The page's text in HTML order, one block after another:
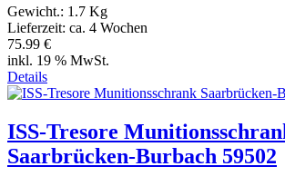
Gewicht.: 1.7 Kg
Lieferzeit: ca. 4 Wochen
75.99 €
inkl. 19 % MwSt.
Details
ISS-Tresore
Saarbrücken-Burbach 59502